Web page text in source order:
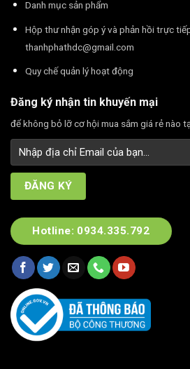
Danh mục sản phẩm
Hộp thư nhận góp ý và phản hồi trực
thanhphathdc@gmail.com
Quy chế quản lý hoạt động
Đăng ký nhận tin khuyến mại
để không bỏ lỡ cơ hội mua sắm giá rẻ nào
Hotline: 0934.335.792